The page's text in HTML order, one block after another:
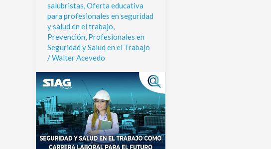
salubristas Oferta educativa
para profesionales en seguridad
y salud en el trabajo
Prevención Profesionales en
Seguridad y Salud en el Trabajo
/Walter Acevedo